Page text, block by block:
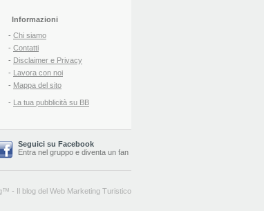
Informazioni
- Chi siamo
- Contatti
- Disclaimer e Privacy
- Lavora con noi
- Mappa del sito
- La tua pubblicità su BB
Seguici su Facebook
Entra nel gruppo e diventa un fan
™ - Il blog del Web Marketing Turistico